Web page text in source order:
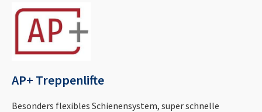
AP+ Treppenlifte
Besonders flexibles Schienensystem, super schnelle